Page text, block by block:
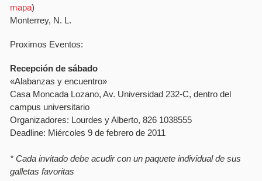
mapa)
Monterrey, N. L.
Proximos Eventos:
Recepción de sábado
«Alabanzas y encuentro»
Casa Moncada Lozano, Av. Universidad 232-C, dentro del
campus universitario
Organizadores: Lourdes y Alberto, 826 1038555
Deadline: Miércoles 9 de febrero de 2011
* Cada invitado debe acudir con un paquete individual de sus
galletas favoritas